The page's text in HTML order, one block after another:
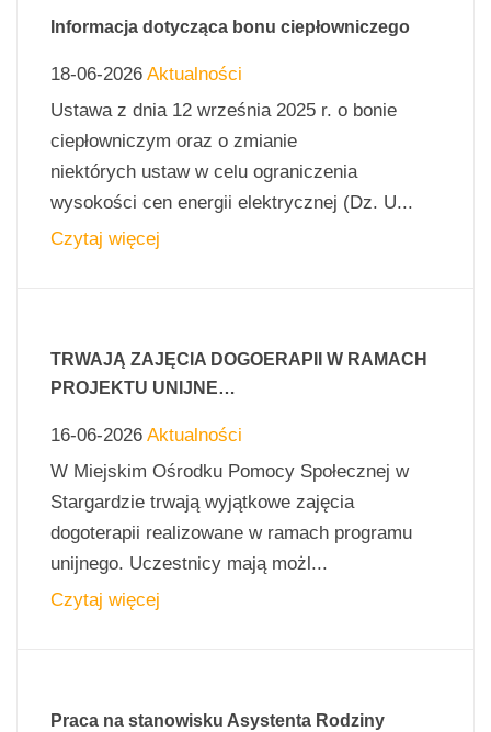
Informacja dotycząca bonu ciepłowniczego
18-06-2026 Aktualności
Ustawa z dnia 12 września 2025 r. o bonie
ciepłowniczym oraz o zmianie
niektórych ustaw w celu ograniczenia
wysokości cen energii elektrycznej (Dz. U...
Czytaj więcej
TRWAJĄ ZAJĘCIA DOGOERAPII W RAMACH
PROJEKTU UNIJNE…
16-06-2026 Aktualności
W Miejskim Ośrodku Pomocy Społecznej w
Stargardzie trwają wyjątkowe zajęcia
dogoterapii realizowane w ramach programu
unijnego. Uczestnicy mają możl...
Czytaj więcej
Praca na stanowisku Asystenta Rodziny